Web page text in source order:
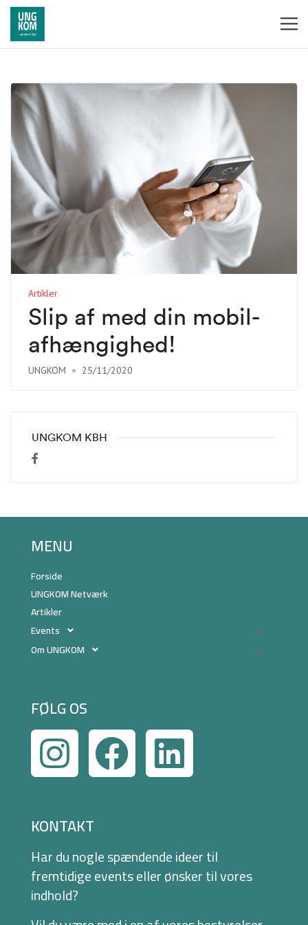
Artikler
Slip af med din mobil-
afhængighed!
UNGKOM 25/11/2020
UNGKOM KBH
MENU
Forside
UNGKOM Netværk
Artikler
Events
Om UNGKOM
FØLG OS
KONTAKT
Har du nogle spændende ideer til
fremtidige events eller ønsker til vores
indhold?